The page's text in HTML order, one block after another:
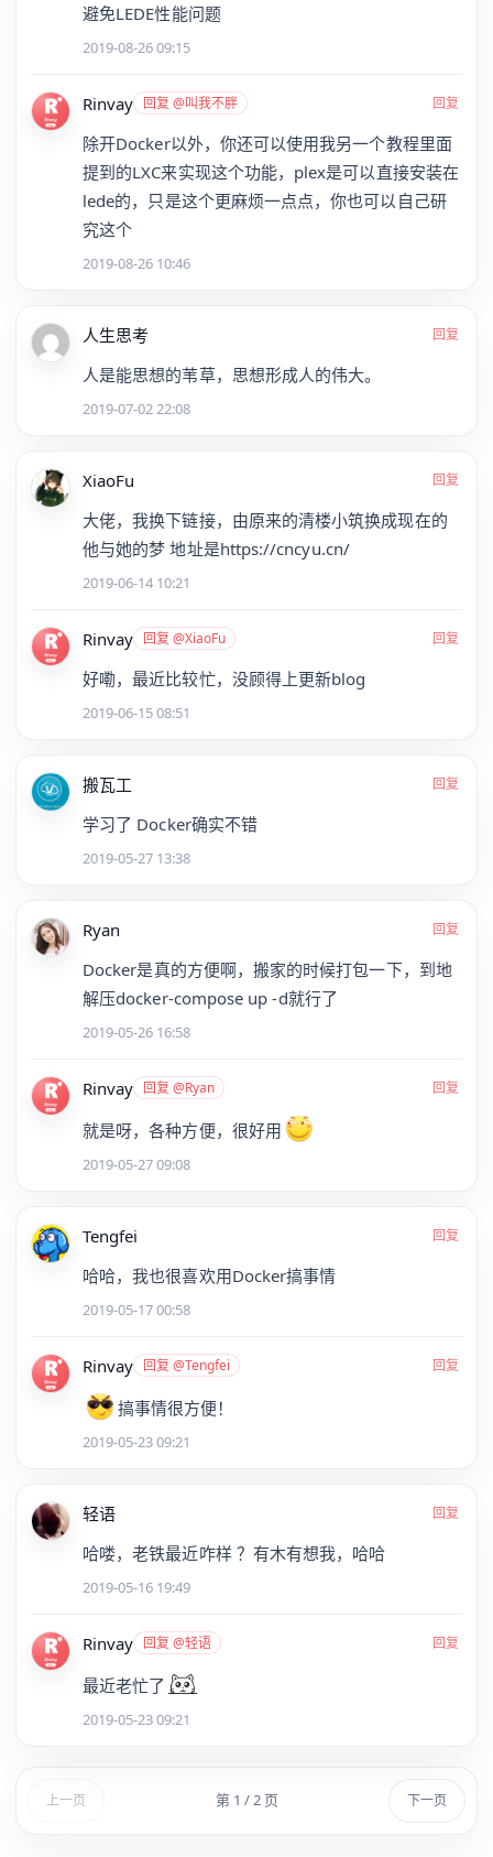
避免LEDE性能问题
2019-08-26 09:15
Rinvay 回复 @叫我不胖 回复
除开Docker以外，你还可以使用我另一个教程里面
提到的LXC来实现这个功能，plex是可以直接安装在
lede的，只是这个更麻烦一点点，你也可以自己研
究这个
2019-08-26 10:46
人生思考 回复
人是能思想的苇草，思想形成人的伟大。
2019-07-02 22:08
XiaoFu 回复
大佬，我换下链接，由原来的清楼小筑换成现在的
他与她的梦 地址是https://cncyu.cn/
2019-06-14 10:21
Rinvay 回复 @XiaoFu 回复
好嘞，最近比较忙，没顾得上更新blog
2019-06-15 08:51
搬瓦工 回复
学习了 Docker确实不错
2019-05-27 13:38
Ryan 回复
Docker是真的方便啊，搬家的时候打包一下，到地
解压docker-compose up -d就行了
2019-05-26 16:58
Rinvay 回复 @Ryan 回复
就是呀，各种方便，很好用
2019-05-27 09:08
Tengfei 回复
哈哈，我也很喜欢用Docker搞事情
2019-05-17 00:58
Rinvay 回复 @Tengfei 回复
搞事情很方便！
2019-05-23 09:21
轻语 回复
哈喽，老铁最近咋样 ？有木有想我，哈哈
2019-05-16 19:49
Rinvay 回复 @轻语 回复
最近老忙了
2019-05-23 09:21
上一页 第 1 / 2 页 下一页